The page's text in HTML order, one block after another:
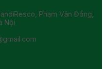
Phạm Văn Đồng,
Nội